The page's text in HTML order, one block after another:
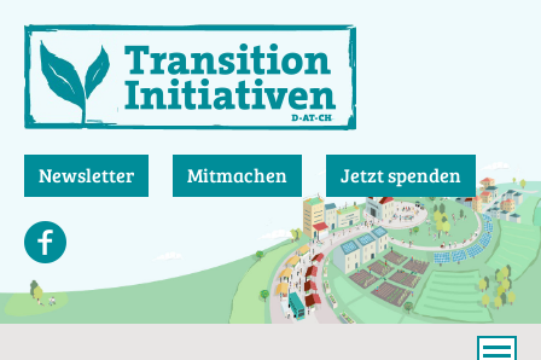
zum
Inhalt
Newsletter Mitmachen Jetzt spenden